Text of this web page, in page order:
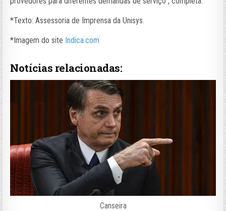
*Texto: Assessoria de Imprensa da Unisys.
*Imagem do site Indica.com
Notícias relacionadas:
Canseira